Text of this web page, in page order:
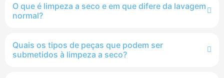
O que é limpeza a seco e em que difere da lavagem
normal?
Quais os tipos de peças que podem ser
submetidos à limpeza a seco?